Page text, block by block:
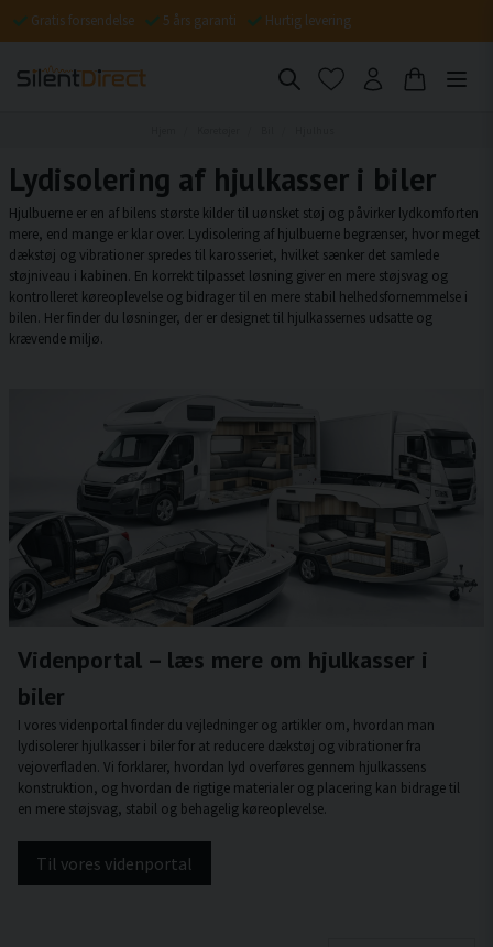
Gratis forsendelse 5 års garanti Hurtig levering
Lydisolering af hjulkasser i biler
Hjulbuerne er en af bilens største kilder til uønsket støj og påvirker lydkomforten
mere, end mange er klar over. Lydisolering af hjulbuerne begrænser, hvor meget
dækstøj og vibrationer spredes til karosseriet, hvilket sænker det samlede
støjniveau i kabinen. En korrekt tilpasset løsning giver en mere støjsvag og
kontrolleret køreoplevelse og bidrager til en mere stabil helhedsfornemmelse i
bilen. Her finder du løsninger, der er designet til hjulkassernes udsatte og
krævende miljø.
Videnportal – læs mere om hjulkasser i
biler
I vores videnportal finder du vejledninger og artikler om, hvordan man
lydisolerer hjulkasser i biler for at reducere dækstøj og vibrationer fra
vejoverfladen. Vi forklarer, hvordan lyd overføres gennem hjulkassens
konstruktion, og hvordan de rigtige materialer og placering kan bidrage til
en mere støjsvag, stabil og behagelig køreoplevelse.
Til vores videnportal